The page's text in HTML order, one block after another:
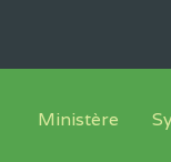
Ministère